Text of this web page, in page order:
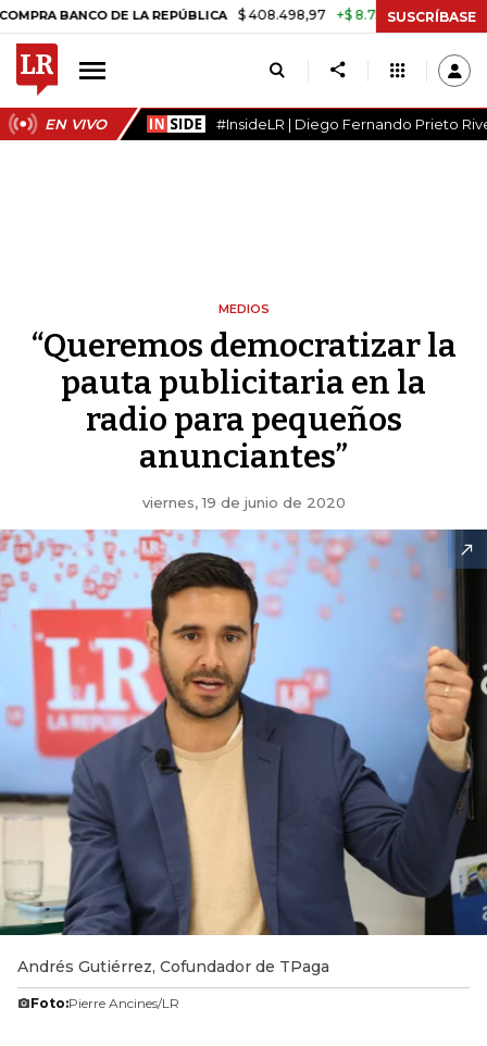
DE LA REPÚBLICA $ 408.498,97 +$ 8.753,81 +2,19% TASA DE
SUSCRÍBASE
EN VIVO #InsideLR | Diego Fernando Prieto
MEDIOS
“Queremos democratizar la
pauta publicitaria en la
radio para pequeños
anunciantes”
viernes, 19 de junio de 2020
Andrés Gutiérrez, Cofundador de TPaga
Foto:Pierre Ancines/LR